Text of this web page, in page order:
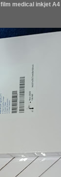
film medical inkjet